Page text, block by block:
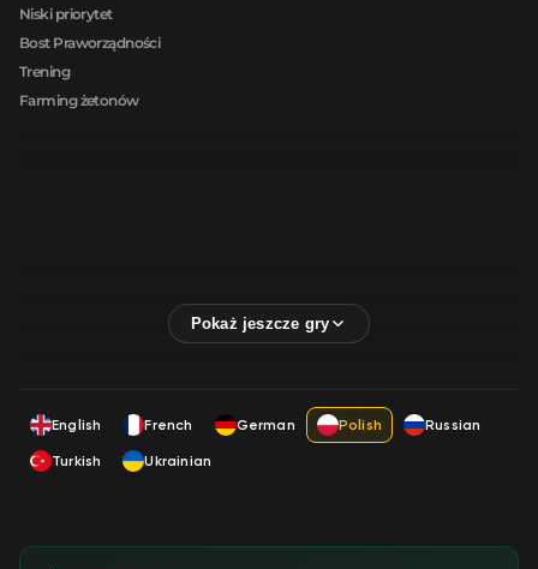
Niski priorytet
Bost Praworządności
Trening
Farming żetonów
English French German Polish
Russian
Turkish
Ukrainian